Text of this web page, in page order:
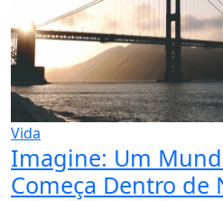
Vida
Imagine: Um
Começa Dentro de